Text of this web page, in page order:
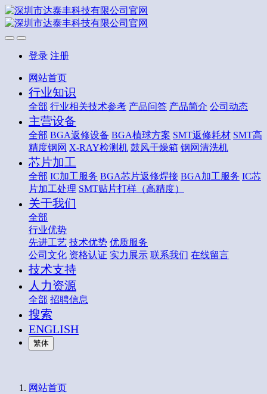
登录 注册
网站首页
行业知识
全部 行业相关技术参考 产品问答 产品简介 公司动态
主营设备
全部 BGA返修设备 BGA植球方案 SMT返修耗材 SMT高
精度钢网 X-RAY检测机 鼓风干燥箱 钢网清洗机
芯片加工
全部 IC加工服务 BGA芯片返修焊接 BGA加工服务 IC芯
片加工处理 SMT贴片打样（高精度）
关于我们
全部
行业优势
先进工艺 技术优势 优质服务
公司文化 资格认证 实力展示 联系我们 在线留言
技术支持
人力资源
全部 招聘信息
搜索
ENGLISH
繁体
网站首页